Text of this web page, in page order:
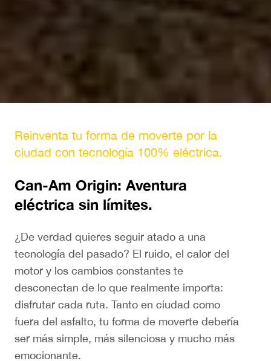
Reinventa tu forma de moverte por la
ciudad con tecnología 100% eléctrica.
Can-Am Origin: Aventura
eléctrica sin límites.
¿De verdad quieres seguir atado a una
tecnología del pasado? El ruido, el calor del
motor y los cambios constantes te
desconectan de lo que realmente importa:
disfrutar cada ruta. Tanto en ciudad como
fuera del asfalto, tu forma de moverte debería
ser más simple, más silenciosa y mucho más
emocionante.